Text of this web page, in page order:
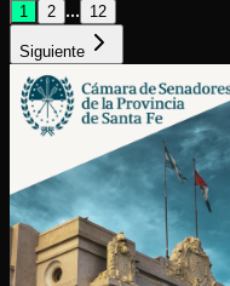
1
2 ... 12
Siguiente